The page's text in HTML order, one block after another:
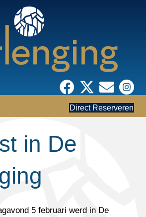
Direct Reserveren
in De
5 februari werd in De